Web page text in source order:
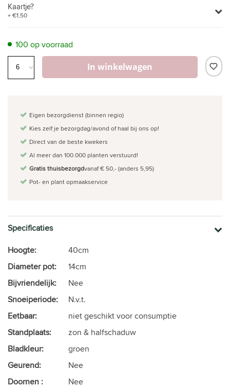
Kaartje?
+ €1,50
100 op voorraad
In winkelwagen
Eigen bezorgdienst (binnen regio)
Kies zelf je bezorgdag/avond of haal bij ons op!
Direct van de beste kwekers
Al meer dan 100.000 planten verstuurd!
Gratis thuisbezorgdvanaf € 50,- (anders 5,95)
Pot- en plant opmaakservice
Specificaties
Hoogte:
40cm
Diameter pot:
14cm
Bijvriendelijk:
Nee
Snoeiperiode:
N.v.t.
Eetbaar:
niet geschikt voor consumptie
Standplaats:
zon & halfschaduw
Bladkleur:
groen
Geurend:
Nee
Doornen :
Nee